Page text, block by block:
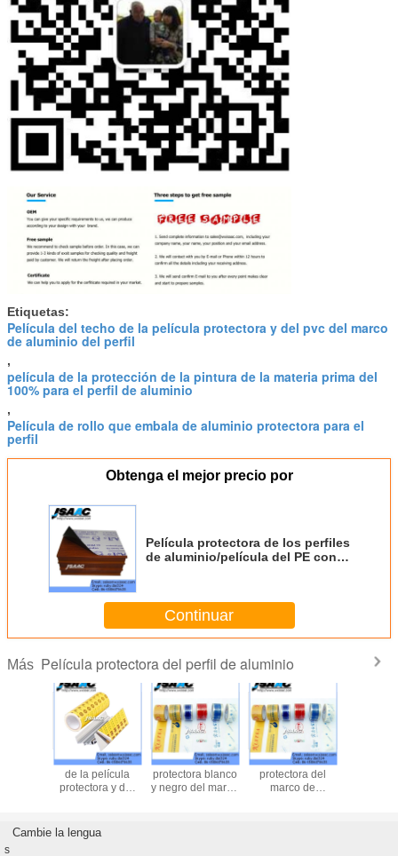
Etiquetas:
Película del techo de la película protectora y del pvc del marco
de aluminio del perfil
,
película de la protección de la pintura de la materia prima del
100% para el perfil de aluminio
,
Película de rollo que embala de aluminio protectora para el
perfil
Obtenga el mejor precio por
Película protectora de los perfiles
de aluminio/película del PE con
Continuar
Más Película protectora del perfil de aluminio
Película
protectora del
perfil de aluminio
Los perfiles de
aluminio
protegen/película
Película
protectora
personalizada el
Cambie la lengua
s